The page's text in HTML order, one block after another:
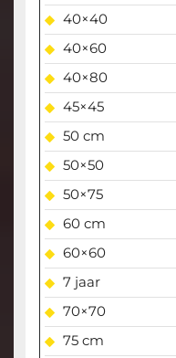
40×40
40×60
40×80
45×45
50 cm
50×50
50×75
60 cm
60×60
7 jaar
70×70
75 cm